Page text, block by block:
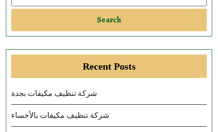
Search
Recent Posts
شركة تنظيف مكيفات بجدة
شركة تنظيف مكيفات بالأحساء